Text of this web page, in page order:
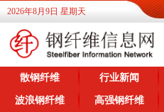
2026年8月9日 星期天
息网为广大客户提供各类钢纤维信息，提
散钢纤维 行业新闻
波浪钢纤维 高强钢纤维